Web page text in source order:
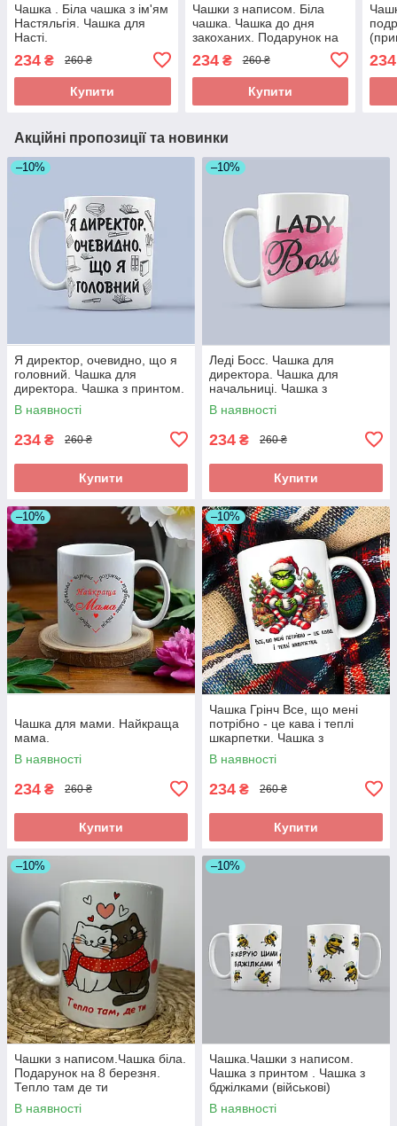
Чашка . Біла чашка з ім'ям
Настяльгія. Чашка для
Насті.
234 ₴ 260 ₴
Купити
Чашки з написом. Біла
чашка. Чашка до дня
закоханих. Подарунок на
234₴ 260 ₴
Купити
234
Акційні пропозиції та новинки
–10%
Я директор, очевидно, що я
головний. Чашка для
директора. Чашка з принтом.
В наявності
234 ₴ 260 ₴
Купити
–10%
Леді Босс. Чашка для
директора. Чашка для
начальниці. Чашка з
принтом.
В наявності
234 ₴ 260 ₴
Купити
–10%
Чашка для мами. Найкраща
мама.
В наявності
234 ₴ 260 ₴
Купити
–10%
Чашка Грінч Все, що мені
потрібно - це кава і теплі
шкарпетки. Чашка з
новорічним принтом.
В наявності
234 ₴ 260 ₴
Купити
–10%
Чашки з написом.Чашка біла.
Подарунок на 8 березня.
Тепло там де ти
В наявності
–10%
Чашка.Чашки з написом.
Чашка з принтом . Чашка з
бджілками (військові)
В наявності